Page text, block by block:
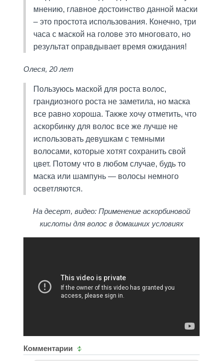
мнению, главное достоинство данной маски
– это простота использования. Конечно, три
часа с маской на голове это многовато, но
результат оправдывает время ожидания!
Олеся, 20 лет
Пользуюсь маской для роста волос,
грандиозного роста не заметила, но маска
все равно хороша. Также хочу отметить, что
аскорбинку для волос все же лучше не
использовать девушкам с темными
волосами, которые хотят сохранить свой
цвет. Потому что в любом случае, будь то
маска или шампунь — волосы немного
осветляются.
На десерт, видео: Применение аскорбиновой
кислоты для волос в домашних условиях
Комментарии